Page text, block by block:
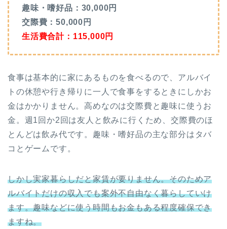
趣味・嗜好品：30,000円
交際費：50,000円
生活費合計：115,000円
食事は基本的に家にあるものを食べるので、アルバイ
トの休憩や行き帰りに一人で食事をするときにしかお
金はかかりません。高めなのは交際費と趣味に使うお
金。週1回か2回は友人と飲みに行くため、交際費のほ
とんどは飲み代です。趣味・嗜好品の主な部分はタバ
コとゲームです。
しかし実家暮らしだと家賃が要りません。そのためア
ルバイトだけの収入でも案外不自由なく暮らしていけ
ます。趣味などに使う時間もお金もある程度確保でき
ますね。